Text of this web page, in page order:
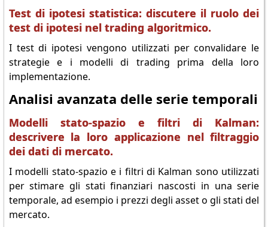
Test di ipotesi statistica: discutere il ruolo dei
test di ipotesi nel trading algoritmico.
I test di ipotesi vengono utilizzati per convalidare le
strategie e i modelli di trading prima della loro
implementazione.
Analisi avanzata delle serie temporali
Modelli stato-spazio e filtri di Kalman:
descrivere la loro applicazione nel filtraggio
dei dati di mercato.
I modelli stato-spazio e i filtri di Kalman sono utilizzati
per stimare gli stati finanziari nascosti in una serie
temporale, ad esempio i prezzi degli asset o gli stati del
mercato.